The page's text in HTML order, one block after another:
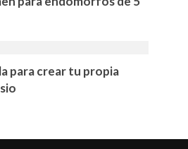
para crear tu propia